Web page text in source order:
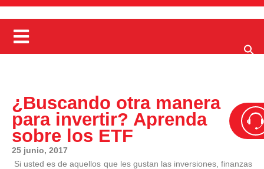
¿Buscando otra manera
para invertir? Aprenda
sobre los ETF
25 junio, 2017
Si usted es de aquellos que les gustan las inversiones, finanzas